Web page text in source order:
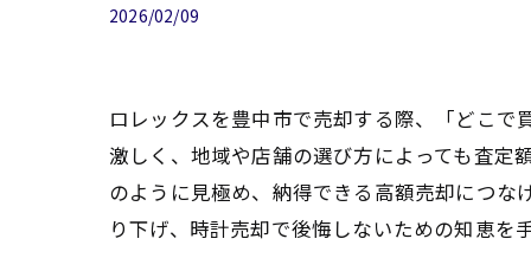
2026/02/09
ロレックスを豊中市で売却する際、「どこ
激しく、地域や店舗の選び方によっても査定
のように見極め、納得できる高額売却につ
り下げ、時計売却で後悔しないための知恵を